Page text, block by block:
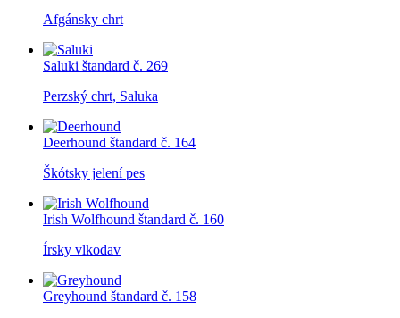
Afgánsky chrt
Saluki štandard č. 269
Perzský chrt, Saluka
Deerhound štandard č. 164
Škótsky jelení pes
Irish Wolfhound štandard č. 160
Írsky vlkodav
Greyhound štandard č. 158